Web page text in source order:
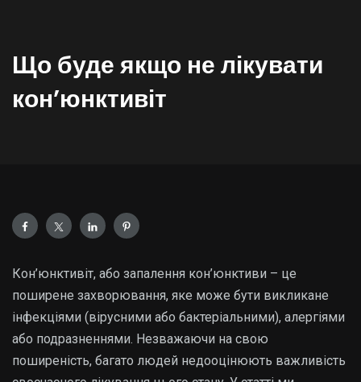
Що буде якщо не лікувати
конʼюнктивіт
Кон’юнктивіт, або запалення кон’юнктиви – це
поширене захворювання, яке може бути викликане
інфекціями (вірусними або бактеріальними), алергіями
або подразненнями. Незважаючи на свою
поширеність, багато людей недооцінюють важливість